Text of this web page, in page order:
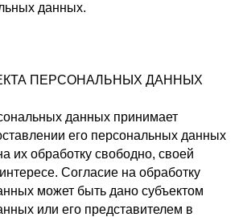
данных.
ПЕРСОНАЛЬНЫХ ДАННЫХ
данных принимает
его персональных данных
их обработку свободно, своей
Согласие на обработку
может быть дано субъектом
или его представителем в